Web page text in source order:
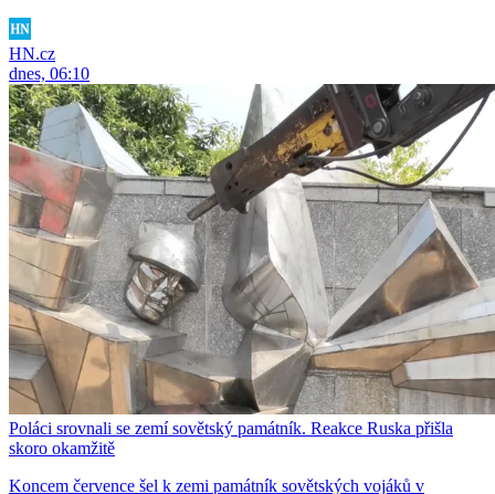
HN.cz
dnes, 06:10
Poláci srovnali se zemí sovětský památník. Reakce Ruska přišla
skoro okamžitě
Koncem července šel k zemi památník sovětských vojáků v